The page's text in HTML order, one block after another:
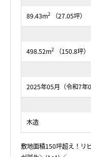
89.43m2
（27.05坪）
498.52m2
（150.8坪）
2025年05月（令和7年
木造
敷地面積150坪超え！リ